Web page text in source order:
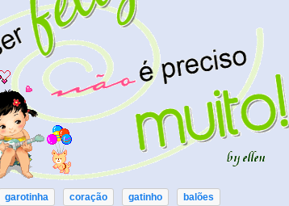
garotinha coração gatinho balões